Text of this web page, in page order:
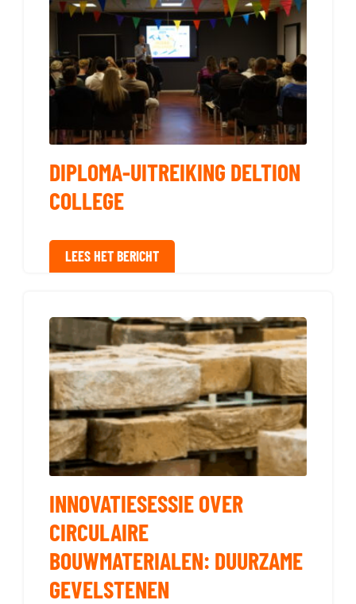
DIPLOMA-UITREIKING DELTION
COLLEGE
LEES HET BERICHT
INNOVATIESESSIE OVER
CIRCULAIRE
BOUWMATERIALEN: DUURZAME
GEVELSTENEN